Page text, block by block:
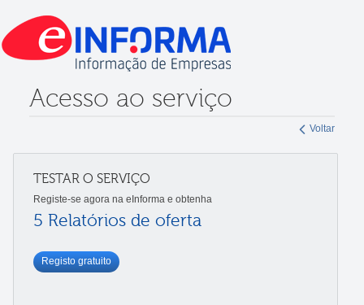
Voltar
Acesso ao serviço
TESTAR O SERVIÇO
Registe-se agora na eInforma e obtenha
5 Relatórios de oferta
Registo gratuito